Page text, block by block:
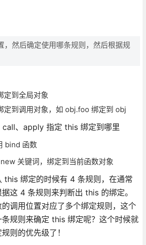
，然后确定使用哪条规则，然后根据规
定到全局对象
定到调用对象，如 obj.foo 绑定到 obj
call、apply 指定 this 绑定到哪里
bind 函数
关键词，绑定到当前函数对象
this 绑定的时候有 4 条规则，在通常
这 4 条规则来判断出 this 的绑定。
调用位置对应了多个绑定规则，这个
规则来确定 this 绑定呢？这个时候就
则的优先级了！